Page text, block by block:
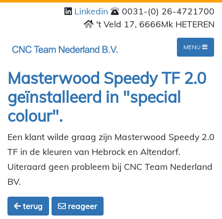
Linkedin
0031-(0) 26-4721700
't Veld 17, 6666Mk HETEREN
MENU
Masterwood Speedy TF 2.0
geïnstalleerd in "special
colour".
Een klant wilde graag zijn Masterwood Speedy 2.0
TF in de kleuren van Hebrock en Altendorf.
Uiteraard geen probleem bij CNC Team Nederland
BV.
terug reageer